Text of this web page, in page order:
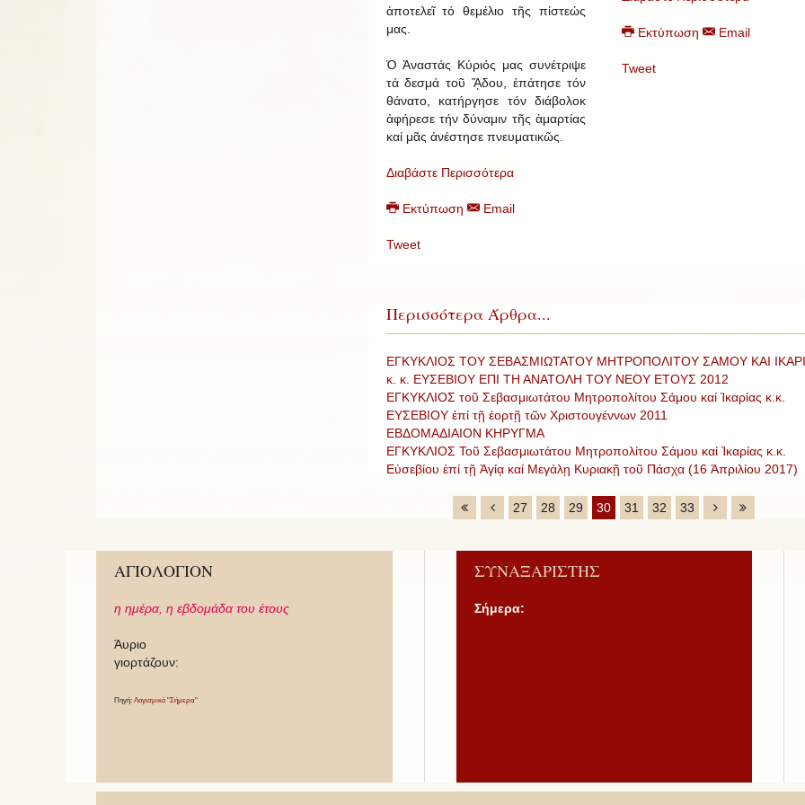
ἀποτελεῖ τό θεμέλιο τῆς πίστεώς
μας.
Ὁ Ἀναστάς Κύριός μας συνέτριψε
τά δεσμά τοῦ ᾍδου, ἐπάτησε τόν
θάνατο, κατήργησε τόν διάβολοκ
ἀφήρεσε τήν δύναμιν τῆς ἁμαρτίας
καί μᾶς ἀνέστησε πνευματικῶς.
Διαβάστε Περισσότερα
Εκτύπωση Email
Tweet
Εκτύπωση Email
Tweet
Περισσότερα Άρθρα...
ΕΓΚΥΚΛΙΟΣ ΤΟΥ ΣΕΒΑΣΜΙΩΤΑΤΟΥ ΜΗΤΡΟΠΟΛΙΤΟΥ ΣΑΜΟΥ ΚΑΙ
κ. κ. ΕΥΣΕΒΙΟΥ ΕΠΙ ΤΗ ΑΝΑΤΟΛΗ ΤΟΥ ΝΕΟΥ ΕΤΟΥΣ 2012
ΕΓΚΥΚΛΙΟΣ τοῦ Σεβασμιωτάτου Μητροπολίτου Σάμου καί Ἰκαρίας κ.κ.
ΕΥΣΕΒΙΟΥ ἐπί τῇ ἑορτῇ τῶν Χριστουγέννων 2011
ΕΒΔΟΜΑΔΙΑΙΟΝ ΚΗΡΥΓΜΑ
ΕΓΚΥΚΛΙΟΣ Τοῦ Σεβασμιωτάτου Μητροπολίτου Σάμου καί Ἰκαρίας κ.κ.
Εὐσεβίου ἐπί τῇ Ἁγίᾳ καί Μεγάλῃ Κυριακῇ τοῦ Πάσχα (16 Ἀπριλίου 2017)
27 28 29 30 31 32 33
ΑΓΙΟΛΟΓΙΟΝ
η ημέρα, η εβδομάδα του έτους
Άυριο
γιορτάζουν:
Πηγή: Λογισμικό "Σήμερα"
ΣΥΝΑΞΑΡΙΣΤΗΣ
Σήμερα: